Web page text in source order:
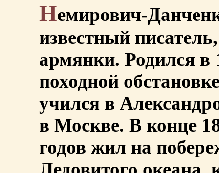
Немирович-
известный
армянки. Родился в
походной
учился в
в Москве. В конце
годов жил на